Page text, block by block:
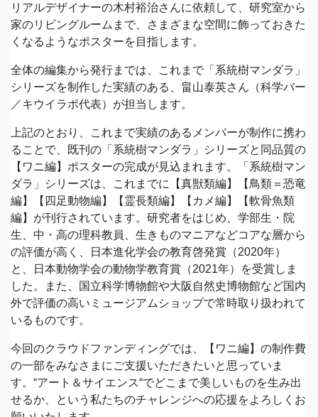
リアルデザイナーの木村裕治さんに依頼して、研究室から
家のリビングルームまで、さまざまな空間に飾っておきた
くなるようなポスターを目指します。
全体の編集から発行までは、これまで「系統樹マンダラ」
シリーズを制作した実績のある、畠山泰英さん（科学バー
／キウイラボ代表）が担当します。
上記のとおり、これまで実績のあるメンバーが制作に携わ
ることで、既刊の「系統樹マンダラ」シリーズと同品質の
【ワニ編】ポスターの完成が見込まれます。「系統樹マン
ダラ」シリーズは、これまでに【真獣類編】【鳥類＝恐竜
編】【四足動物編】【霊長類編】【カメ編】【軟骨魚類
編】が刊行されています。研究者をはじめ、学部生・院
生、中・高の理科教員、生きものマニアなどコアな層から
の評価が高く、日本進化学会の教育啓発賞（2020年）
と、日本動物学会の動物学教育賞（2021年）を受賞しま
した。また、国立科学博物館や大阪自然史博物館など国内
外で評価の高いミュージアムショップで常時取り扱われて
いるものです。
今回のクラウドファンディングでは、【ワニ編】の制作費
の一部をみなさまにご支援いただきたいと思っていま
す。“アート＆サイエンス“でどこまで美しいものを生み出
せるか、という私たちのチャレンジへの応援をよろしくお